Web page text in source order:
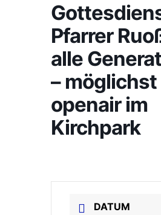
Pfarrer
alle
– möglichst
openair im
Kirchpark
DATUM